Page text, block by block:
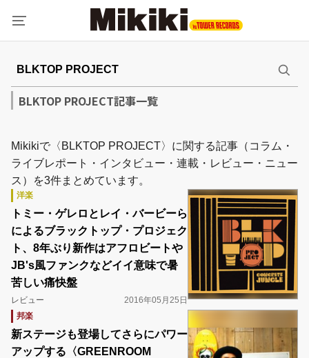
BLKTOP PROJECT記事一覧
Mikikiで〈BLKTOP PROJECT〉に関する記事（コラム・
ライブレポート・インタビュー・連載・レビュー・ニュー
ス）を3件まとめています。
洋楽
トミー・ゲレロとレイ・バービーら
によるブラックトップ・プロジェク
ト、8年ぶり新作はアフロビートや
JB's風ファンクなどイイ意味で暑
苦しい痛快盤
レビュー
2016年05月25日
邦楽
新ステージも登場してさらにパワー
アップする〈GREENROOM